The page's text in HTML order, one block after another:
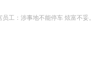
工：涉事地不能停车 炫富不妥。